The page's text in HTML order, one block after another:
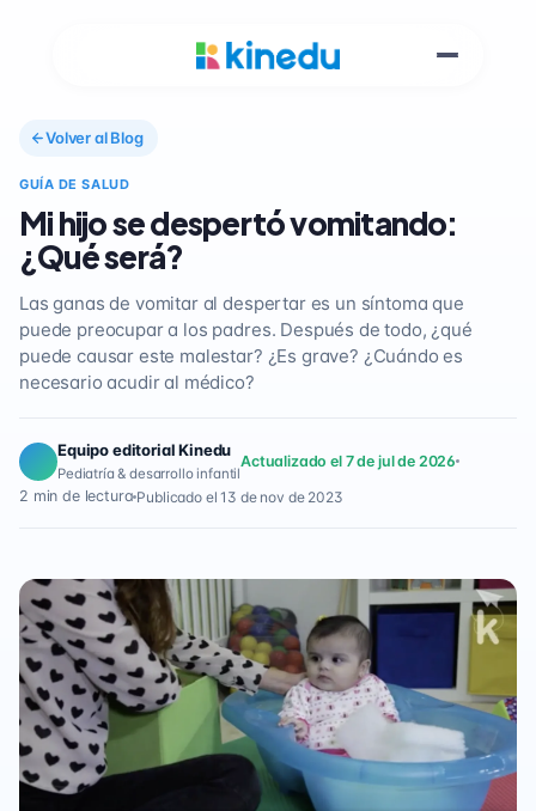
Volver al Blog
GUÍA DE SALUD
Mi hijo se despertó vomitando:
¿Qué será?
Las ganas de vomitar al despertar es un síntoma que
puede preocupar a los padres. Después de todo, ¿qué
puede causar este malestar? ¿Es grave? ¿Cuándo es
necesario acudir al médico?
Equipo editorial Kinedu
Pediatría & desarrollo infantil
Actualizado el 7 de jul de 2026
2 min de lectura Publicado el 13 de nov de 2023